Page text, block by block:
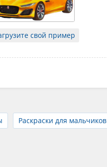
свой пример
Раскраски для мальчиков